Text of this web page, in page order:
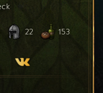
22 153